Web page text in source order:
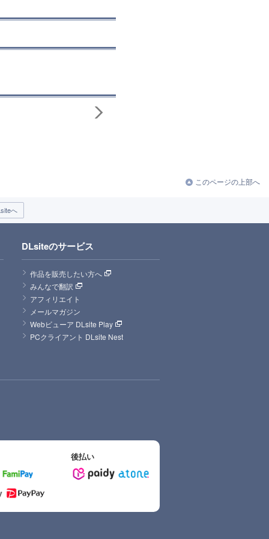
このページの上部へ
へ
DLsiteのサービス
作品を販売したい方へ
みんなで翻訳
アフィリエイト
メールマガジン
Webビューア DLsite Play
PCクライアント DLsite Nest
後払い